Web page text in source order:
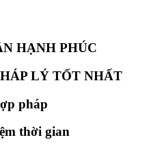
HẠNH PHÚC
LÝ TỐT NHẤT
pháp
thời gian